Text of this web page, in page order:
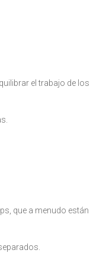
el trabajo de los
que a menudo están